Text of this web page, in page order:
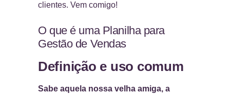
clientes. Vem comigo!
O que é uma Planilha para
Gestão de Vendas
Definição e uso comum
Sabe aquela nossa velha amiga, a